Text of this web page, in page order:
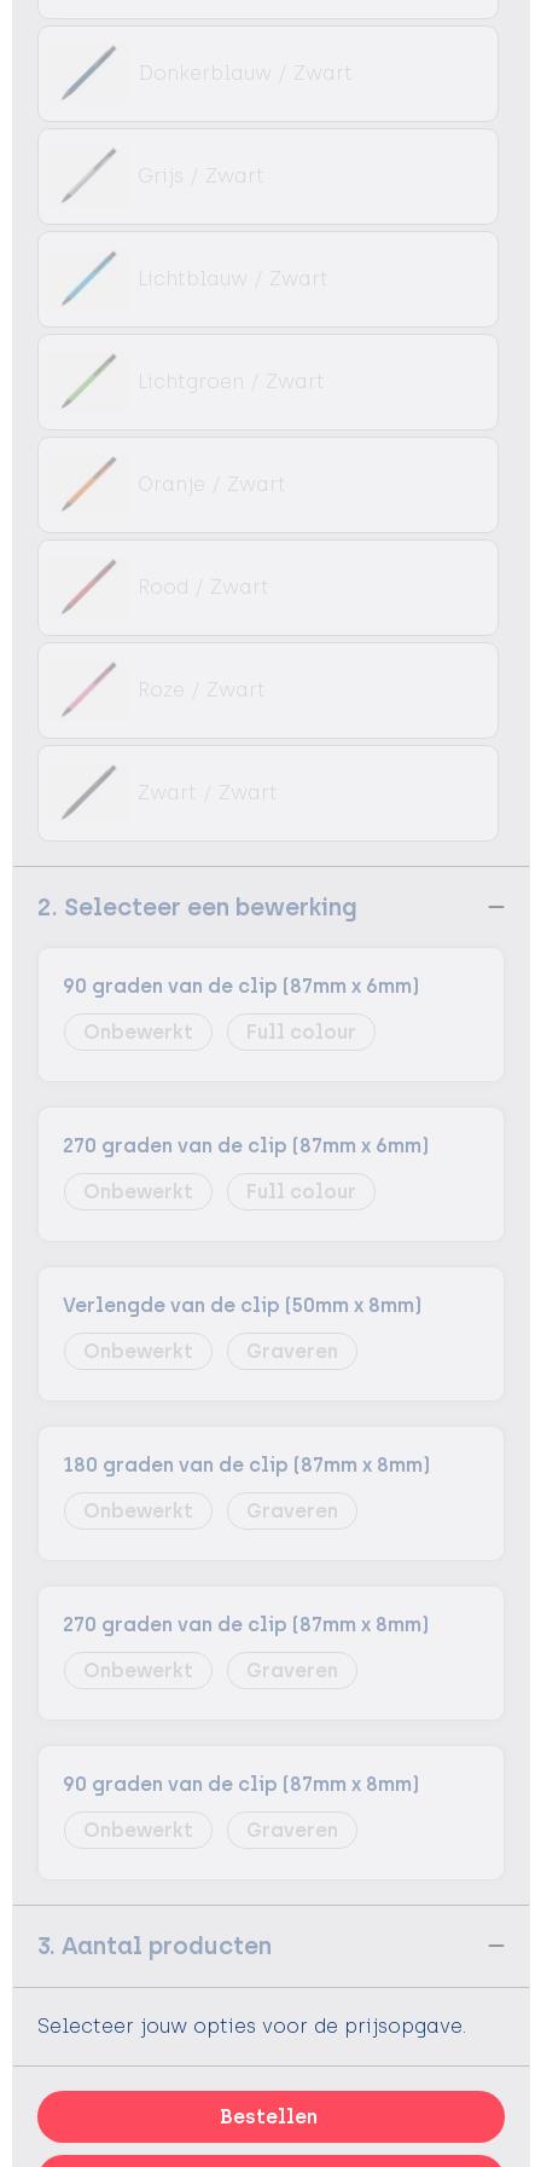
Donkerblauw / Zwart
Grijs / Zwart
Lichtblauw / Zwart
Lichtgroen / Zwart
Oranje / Zwart
Rood / Zwart
Roze / Zwart
Zwart / Zwart
2. Selecteer een bewerking
90 graden van de clip (87mm x 6mm)
Onbewerkt
Full colour
270 graden van de clip (87mm x 6mm)
Onbewerkt
Full colour
Verlengde van de clip (50mm x 8mm)
Onbewerkt
Graveren
180 graden van de clip (87mm x 8mm)
Onbewerkt
Graveren
270 graden van de clip (87mm x 8mm)
Onbewerkt
Graveren
90 graden van de clip (87mm x 8mm)
Onbewerkt
Graveren
3. Aantal producten
Selecteer jouw opties voor de prijsopgave.
Bestellen